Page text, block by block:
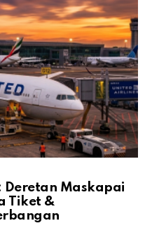
Deretan Maskapai
Tiket &